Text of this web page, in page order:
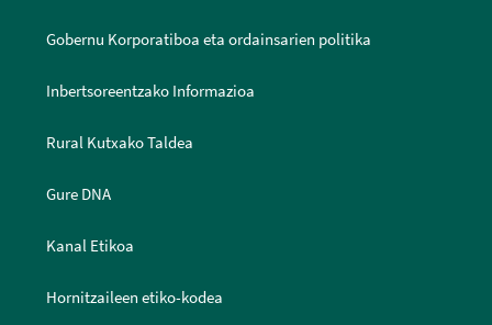
Gobernu Korporatiboa eta ordainsarien politika
Inbertsoreentzako Informazioa
Rural Kutxako Taldea
Gure DNA
Kanal Etikoa
Hornitzaileen etiko-kodea